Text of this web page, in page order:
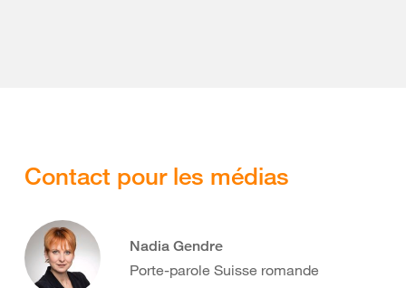
Contact pour les médias
Nadia Gendre
Porte-parole Suisse romande